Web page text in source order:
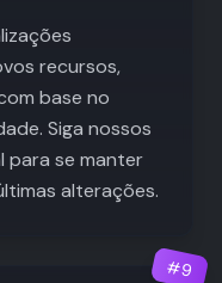
recursos,
base no
Siga nossos
para se manter
alterações.
#9